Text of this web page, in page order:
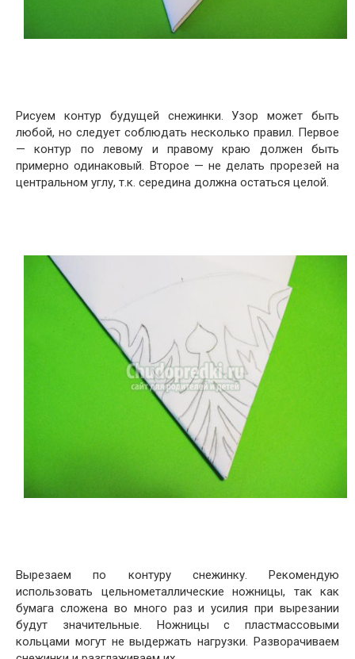
Рисуем контур будущей снежинки. Узор может быть
любой, но следует соблюдать несколько правил. Первое
— контур по левому и правому краю должен быть
примерно одинаковый. Второе — не делать прорезей на
центральном углу, т.к. середина должна остаться целой.
Вырезаем по контуру снежинку. Рекомендую
использовать цельнометаллические ножницы, так как
бумага сложена во много раз и усилия при вырезании
будут значительные. Ножницы с пластмассовыми
кольцами могут не выдержать нагрузки. Разворачиваем